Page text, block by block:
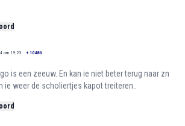
om 19:23 + 10486
is een zeeuw. En kan ie niet beter terug naar zn
ie weer de scholiertjes kapot treiteren..